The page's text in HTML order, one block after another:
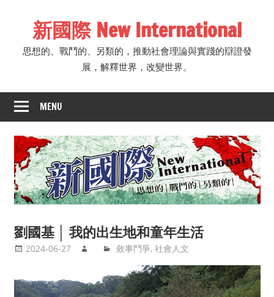
新國際 New International
思想的、戰鬥的、另類的，推動社會理論與實踐的辯證發
展，解釋世界，改變世界。
MENU
劉國基 │ 我的出生地和童年生活
2024-06-27 敘事鬥爭,社會人文